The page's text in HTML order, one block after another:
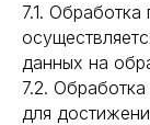
7.1.
данных на
7.2.
для